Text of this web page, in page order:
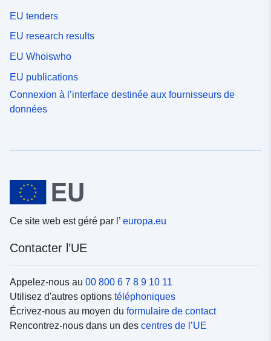
EU tenders
EU research results
EU Whoiswho
EU publications
Connexion à l’interface destinée aux fournisseurs de
données
Ce site web est géré par l’ europa.eu
Contacter l’UE
Appelez-nous au 00 800 6 7 8 9 10 11
Utilisez d'autres options téléphoniques
Écrivez-nous au moyen du formulaire de contact
Rencontrez-nous dans un des centres de l’UE